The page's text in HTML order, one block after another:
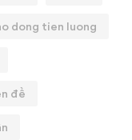
dong tien luong
đề